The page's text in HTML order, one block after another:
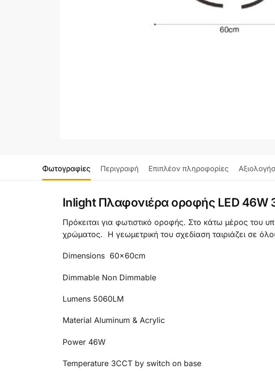
Φωτογραφίες Περιγραφή Επιπλέον πληροφορίες
Inlight Πλαφονιέρα οροφής LED 46W
Πρόκειται για φωτιστικό οροφής. Στο κάτω μέρος του
χρώματος. Η γεωμετρική του σχεδίαση ταιριάζει σε
Dimensions 60x60cm
Dimmable Non Dimmable
Lumens 5060LM
Material Aluminum & Acrylic
Power 46W
Temperature 3CCT by switch on base